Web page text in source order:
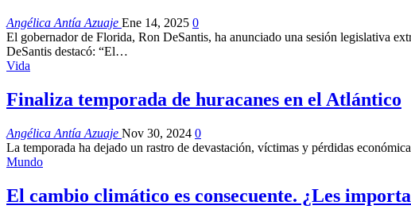
Angélica Antía Azuaje Ene 14, 2025 0
El gobernador de Florida, Ron DeSantis, ha anunciado una sesión legislativa
DeSantis destacó: “El…
Vida
Finaliza temporada de huracanes en el Atlántico
Angélica Antía Azuaje Nov 30, 2024 0
La temporada ha dejado un rastro de devastación, víctimas y pérdidas
Mundo
El cambio climático es consecuente. ¿Les